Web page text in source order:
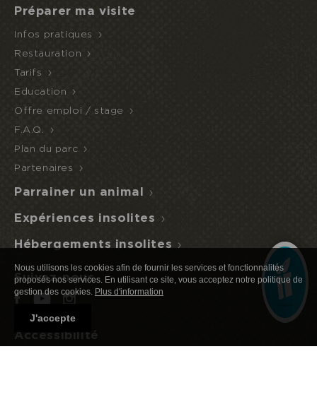
Préparer ma visite
Infos pratiques
Restauration
Tarifs
Education
Offre emploi / stage
F.A.Q.
Plan du parc
Partenaires
Parrainer un animal
Expériences insolites
Hébergements insolites
Suivez-nous
Accessibilité
Nous utilisons les cookies afin de fournir les services et fonctionnalités
proposés nos services. En utilisant ce site, vous acceptez notre politique de
gestion des cookies. Plus d'information
J'accepte